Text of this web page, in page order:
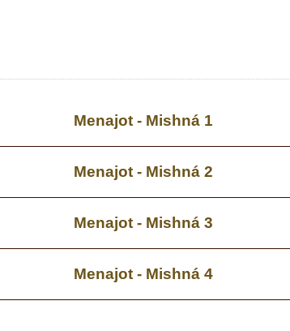
Menajot - Mishná 1
Menajot - Mishná 2
Menajot - Mishná 3
Menajot - Mishná 4